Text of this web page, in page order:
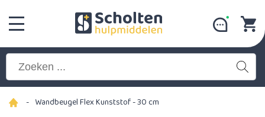
- Wandbeugel Flex Kunststof - 30 cm